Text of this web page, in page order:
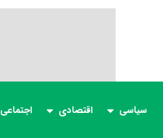
سیاسی اقتصادی اجتماعی